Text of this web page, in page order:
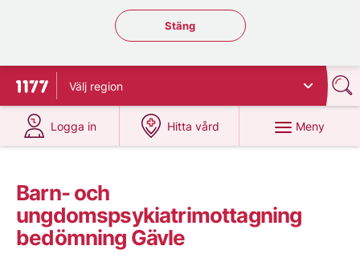
Stäng regionsväljaren
Stäng
Till startsidan för 1177
Välj region
Logga in
på 1177.se
Hitta vård
på 1177.se
Meny
Barn- och
ungdomspsykiatrimottagning
bedömning Gävle